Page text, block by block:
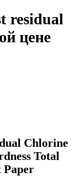
residual
цене
Chlorine
Total
Paper